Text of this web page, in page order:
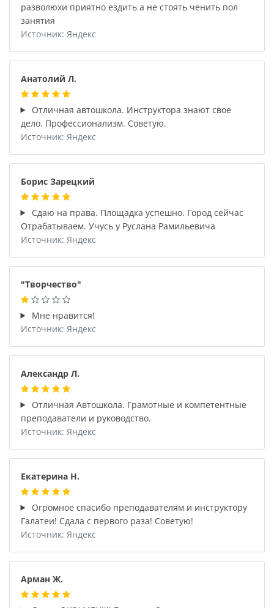
разволюхи приятно ездить а не стоять ченить пол
занятия
Источник: Яндекс
Анатолий Л.
Отличная автошкола. Инструктора знают свое
дело. Профессионализм. Советую.
Источник: Яндекс
Борис Зарецкий
Сдаю на права. Площадка успешно. Город сейчас
Отрабатываем. Учусь у Руслана Рамильевича
Источник: Яндекс
"Творчество"
Мне нравится!
Источник: Яндекс
Александр Л.
Отличная Автошкола. Грамотные и компетентные
преподаватели и руководство.
Источник: Яндекс
Екатерина Н.
Огромное спасибо преподавателям и инструктору
Галатеи! Сдала с первого раза! Советую!
Источник: Яндекс
Арман Ж.